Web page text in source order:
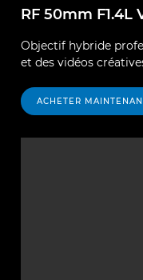
RF 50mm F1.4L
Objectif hybride
et des vidéos
ACHETER